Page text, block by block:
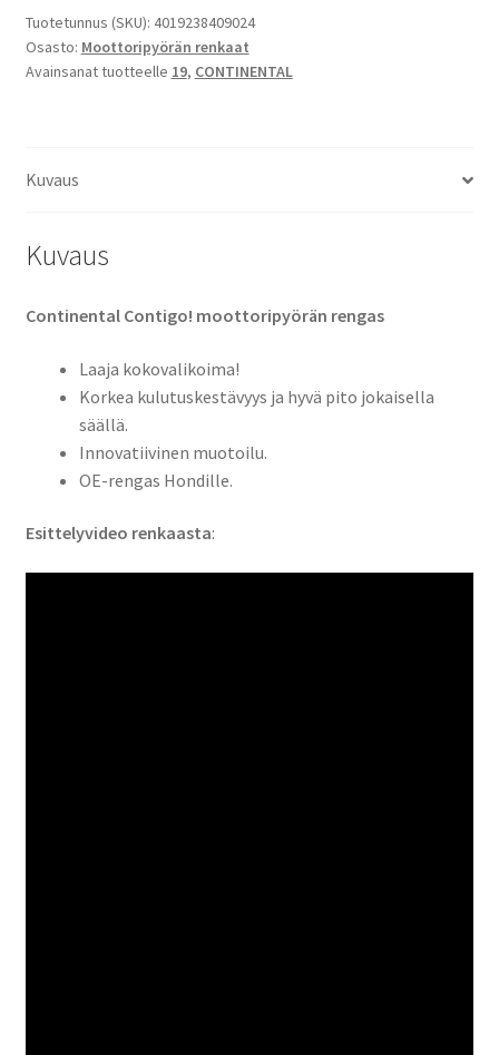
19
54H
TL
Tuotetunnus (SKU): 4019238409024
Osasto: Moottoripyörän renkaat
Avainsanat tuotteelle 19, CONTINENTAL
Kuvaus
Kuvaus
Continental Contigo! moottoripyörän rengas
Laaja kokovalikoima!
Korkea kulutuskestävyys ja hyvä pito jokaisella
säällä.
Innovatiivinen muotoilu.
OE-rengas Hondille.
Esittelyvideo renkaasta: